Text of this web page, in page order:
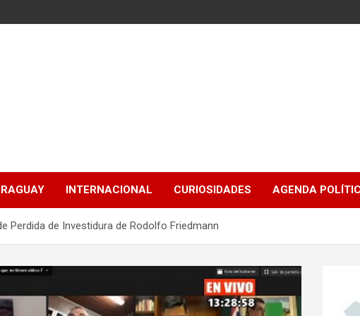
INTERNACIONAL CURIOSIDADES AGENDA
Perdida de Investidura de Rodolfo Friedmann